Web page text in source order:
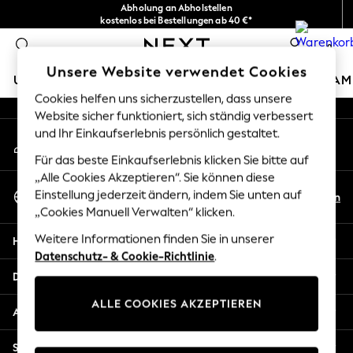
Abholung an Abholstellen
kostenlos bei Bestellungen ab 40 €*
Problemlose Rückgaben*
0
URLAUBS-SHOP MÄDCHEN JUNGEN BABY
HOLIDAY SHOP
Women's Holiday Shop
All Swimwear
All Beachwear
Bags & Accessories
Beach Dresses & Kaftans
Dresses
Flip Flops
Linen Collection
Sandals
Shorts
An error occurred on client
Unsere sozialen Netzwerke
Mein Konto
Melden Sie sich bei Ihrem Konto an
Sprache Auswählen
Deutsch
En
Hilfe
Datenschutz und Rechtliches
Abteilungen
Sonstige Dienstleistungen
Unsere Website verwendet Cookies
Cookies helfen uns sicherzustellen, dass unsere
Website sicher funktioniert, sich ständig verbessert
und Ihr Einkaufserlebnis persönlich gestaltet.
Für das beste Einkaufserlebnis klicken Sie bitte auf
„Alle Cookies Akzeptieren“. Sie können diese
Einstellung jederzeit ändern, indem Sie unten auf
„Cookies Manuell Verwalten“ klicken.
Weitere Informationen finden Sie in unserer
Datenschutz- & Cookie-Richtlinie.
ALLE COOKIES AKZEPTIEREN